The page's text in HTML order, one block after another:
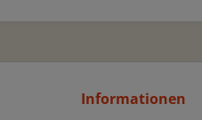
Informationen